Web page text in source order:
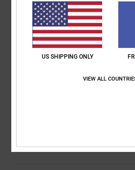
basé sur2 avis vérifiés
100% de nos clients
Confort
5.0
US SHIPPING ONLY
VIEW ALL